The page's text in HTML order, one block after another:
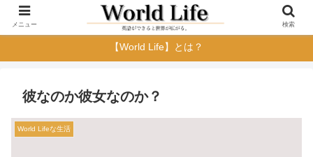
【World Life】とは？
彼なのか彼女なのか？
World Lifeな生活
メニュー 検索